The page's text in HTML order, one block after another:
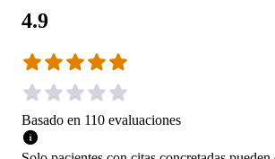
4.9
Basado en 110 evaluaciones